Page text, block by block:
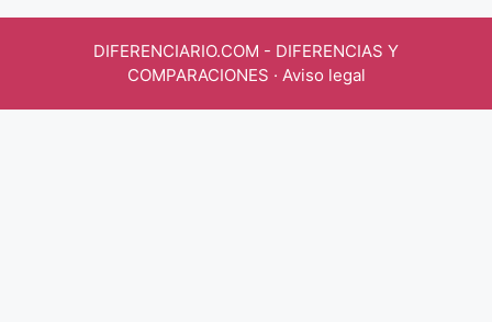
DIFERENCIARIO.COM - DIFERENCIAS Y
COMPARACIONES · Aviso legal